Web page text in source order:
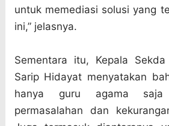
untuk memediasi solusi yang
ini,” jelasnya.
Sementara itu, Kepala
Sarip Hidayat menyatakan
hanya guru agama
permasalahan dan